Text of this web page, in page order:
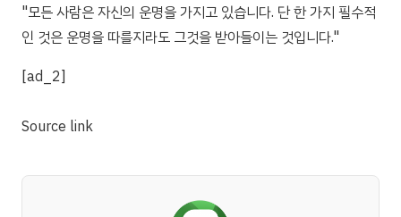
"모든 사람은 자신의 운명을 가지고 있습니다. 단 한 가지 필수적
인 것은 운명을 따를지라도 그것을 받아들이는 것입니다."
[ad_2]
Source link